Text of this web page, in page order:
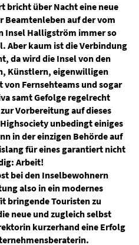
bricht über Nacht eine neue
Beamtenleben auf der vom
Insel Halligström immer so
Aber kaum ist die Verbindung
da wird die Insel von den
Künstlern, eigenwilligen
Fernsehteams und sogar
samt Gefolge regelrecht
Vorbereitung auf dieses
unbedingt einiges
in der einzigen Behörde auf
für eines garantiert nicht
Arbeit!
bei den Inselbewohnern
also in ein modernes
bringende Touristen zu
neue und zugleich selbst
kurzerhand eine Erfolg